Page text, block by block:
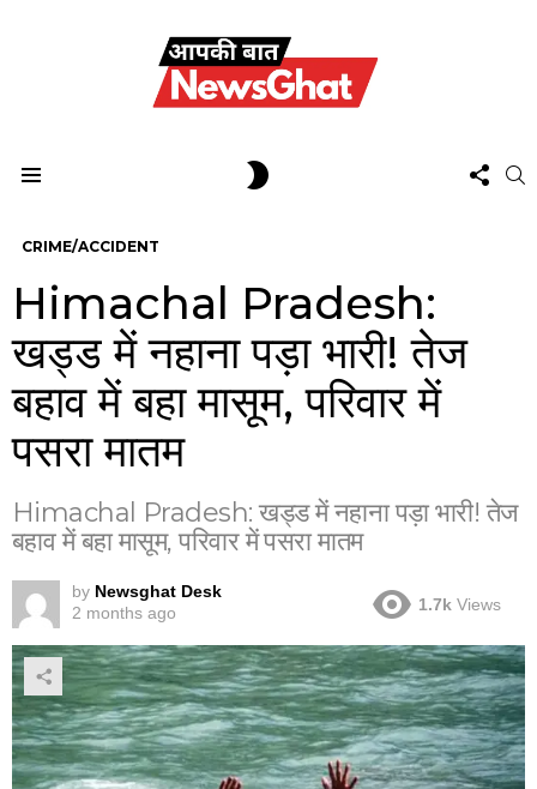
US
CRIME/ACCIDENT
Himachal Pradesh:
खड्ड में नहाना पड़ा भारी! तेज
बहाव में बहा मासूम, परिवार में
पसरा मातम
Himachal Pradesh: खड्ड में नहाना पड़ा भारी! तेज
बहाव में बहा मासूम, परिवार में पसरा मातम
by Newsghat Desk
2 months ago
1.7k Views